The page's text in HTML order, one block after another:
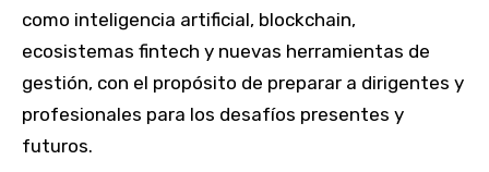
como inteligencia artificial, blockchain,
ecosistemas fintech y nuevas herramientas de
gestión, con el propósito de preparar a dirigentes y
profesionales para los desafíos presentes y
futuros.